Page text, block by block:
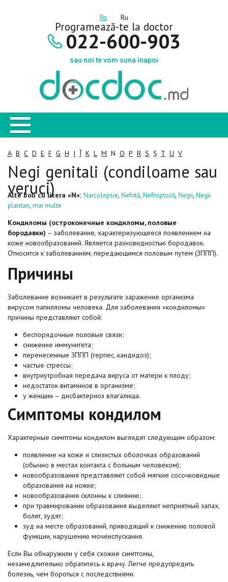
Ro Ru
Programează-te la doctor
022-600-903
sau noi te vom suna înapoi
A B C D E F G H I Î K L M N O P R S Ș T U V
Negi genitali (condiloame sau
veruci)
Alte boli cu litera «N»: Narcolepsie, Nefrită, Nefroptoză, Negii, Negii
plantari, mai multe
Кондиломы (остроконечные кондиломы, половые
бородавки) – заболевание, характеризующееся появлением на
коже новообразований. Является разновидностью бородавок.
Относится к заболеваниям, передающимся половым путем (ЗППП).
Причины
Заболевание возникает в результате заражение организма
вирусом папилломы человека. Для заболевания «кондиломы»
причины представляют собой:
беспорядочные половые связи;
снижение иммунитета;
перенесенные ЗППП (герпес, кандидоз);
частые стрессы;
внутриутробная передача вируса от матери к плоду;
недостаток витаминов в организме;
у женщин – дисбактериоз влагалища.
Симптомы кондилом
Характерные симптомы кондилом выглядят следующим образом:
появление на коже и слизистых оболочках образований
(обычно в местах контакта с больным человеком);
новообразования представляют собой мягкие сосочковидные
образования на ножке;
новообразования склонны к слиянию;
при травмировании образования выделяют неприятный запах,
болят, зудят;
зуд на месте образований, приводящий к снижению половой
функции, нарушению мочеиспускания.
Если Вы обнаружили у себя схожие симптомы,
незамедлительно обратитесь к врачу. Легче предупредить
болезнь, чем бороться с последствиями.